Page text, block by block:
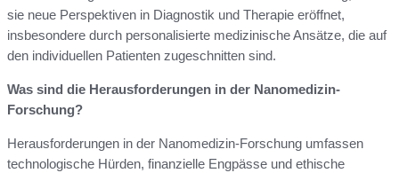
sie neue Perspektiven in Diagnostik und Therapie eröffnet,
insbesondere durch personalisierte medizinische Ansätze, die auf
den individuellen Patienten zugeschnitten sind.
Was sind die Herausforderungen in der Nanomedizin-
Forschung?
Herausforderungen in der Nanomedizin-Forschung umfassen
technologische Hürden, finanzielle Engpässe und ethische